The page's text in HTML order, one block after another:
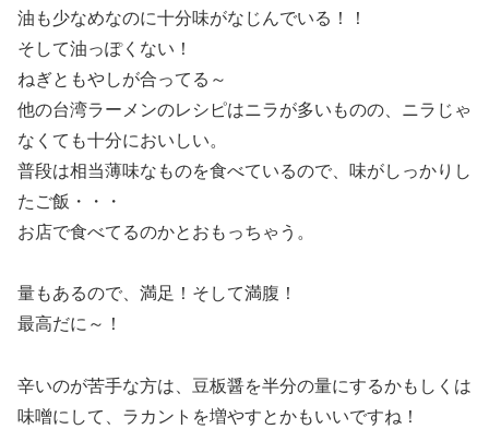
油も少なめなのに十分味がなじんでいる！！
そして油っぽくない！
ねぎともやしが合ってる～
他の台湾ラーメンのレシピはニラが多いものの、ニラじゃ
なくても十分においしい。
普段は相当薄味なものを食べているので、味がしっかりし
たご飯・・・
お店で食べてるのかとおもっちゃう。
量もあるので、満足！そして満腹！
最高だに～！
辛いのが苦手な方は、豆板醤を半分の量にするかもしくは
味噌にして、ラカントを増やすとかもいいですね！